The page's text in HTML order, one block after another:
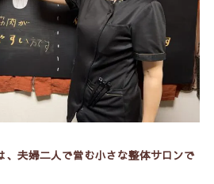
、夫婦二人で営む小さな整体サロンで